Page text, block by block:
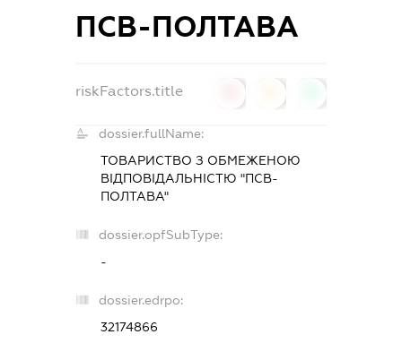
ПСВ-ПОЛТАВА
riskFactors.title
dossier.fullName:
ТОВАРИСТВО З ОБМЕЖЕНОЮ
ВІДПОВІДАЛЬНІСТЮ "ПСВ-
ПОЛТАВА"
dossier.opfSubType:
-
dossier.edrpo:
32174866